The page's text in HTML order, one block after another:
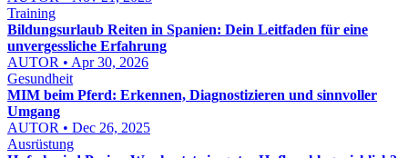
Training
Bildungsurlaub Reiten in Spanien: Dein Leitfaden für eine
unvergessliche Erfahrung
AUTOR • Apr 30, 2026
Gesundheit
MIM beim Pferd: Erkennen, Diagnostizieren und sinnvoller
Umgang
AUTOR • Dec 26, 2025
Ausrüstung